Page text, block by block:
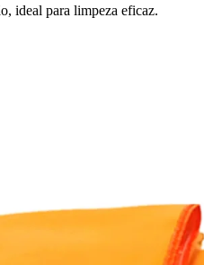
ideal para limpeza eficaz.